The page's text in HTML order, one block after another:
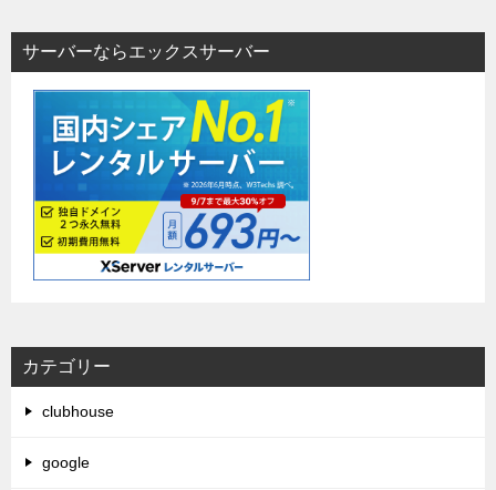
サーバーならエックスサーバー
カテゴリー
clubhouse
google